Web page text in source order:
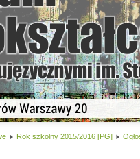
Rok szkolny 2015/2016 [PG]